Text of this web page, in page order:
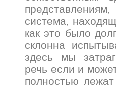
система,
как это было
склонна
здесь мы
речь если и
полностью